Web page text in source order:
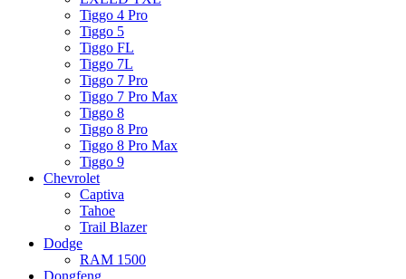
Tiggo 4 Pro
Tiggo 5
Tiggo FL
Tiggo 7L
Tiggo 7 Pro
Tiggo 7 Pro Max
Tiggo 8
Tiggo 8 Pro
Tiggo 8 Pro Max
Tiggo 9
Chevrolet
Captiva
Tahoe
Trail Blazer
Dodge
RAM 1500
Dongfeng